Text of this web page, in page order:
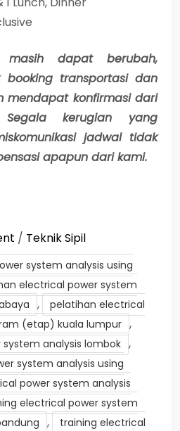
masih dapat berubah,
transportasi dan
mendapat konfirmasi dari
kerugian yang
jadwal tidak
apapun dari kami.
/ Teknik Sipil
system analysis using
electrical power system
,
pelatihan electrical
(etap) kuala lumpur ,
analysis lombok ,
system analysis using
power system analysis
electrical power system
,
training electrical